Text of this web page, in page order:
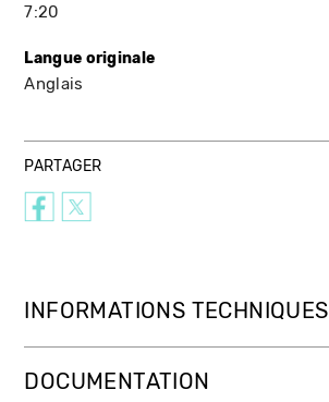
7:20
Langue originale
Anglais
PARTAGER
INFORMATIONS TECHNIQUES
DOCUMENTATION